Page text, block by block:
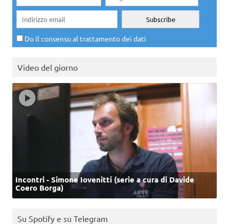
Do il consenso al trattamento dei dati
Video del giorno
Incontri - Simone Iovenitti (serie a cura di Davide
Coero Borga)
Su Spotify e su Telegram